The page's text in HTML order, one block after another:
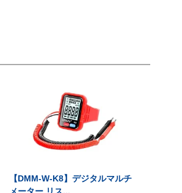
【DMM-W-K8】デジタルマルチ